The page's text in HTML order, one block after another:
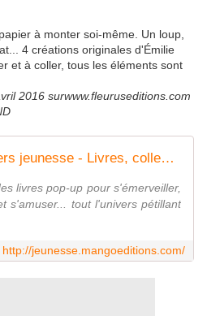
à monter soi-même. Un loup,
4 créations originales d'Émilie
et à coller, tous les éléments sont
2016 surwww.fleuruseditions.com
Editions Mango, univers jeunesse - Livres, collections, actualité - catalogue des éditeurs
livres pop-up pour s'émerveiller,
s'amuser... tout l'univers pétillant
http://jeunesse.mangoeditions.com/